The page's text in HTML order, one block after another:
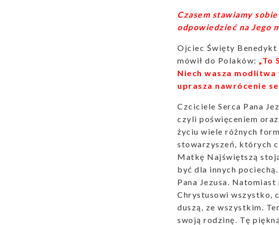
Czasem stawiamy
odpowiedzieć na Jego
Ojciec Święty
mówił do Polaków: „To
Niech wasza
uprasza nawrócenie
Czciciele Serca Pana
czyli poświęceniem
życiu wiele różnych
stowarzyszeń, których
Matkę Najświętszą
być dla innych
Pana Jezusa.
Chrystusowi wszystko,
duszą, ze wszystkim.
swoją rodzinę. Tę